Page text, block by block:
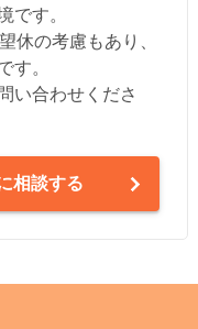
です。
休の考慮もあり、
す。
い合わせくださ
相談する